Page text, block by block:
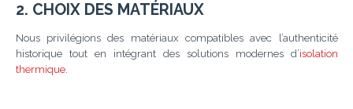
2. CHOIX DES MATÉRIAUX
Nous privilégions des matériaux compatibles avec l’authenticité
historique tout en intégrant des solutions modernes d’isolation
thermique.